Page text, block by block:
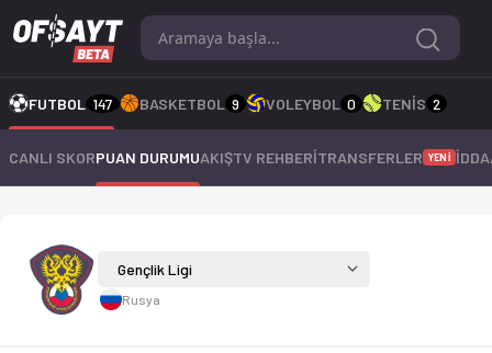
Gençlik Ligi 2026 sezonu puan durumu, haftalık fikstür ve
FUTBOL 147 BASKETBOL 9 VOLEYBOL 0 TENİS 2
CANLI SKORPUAN DURUMUAKIŞTV REHBERİTRANSFERLER YENİ
Gençlik Ligi 2026
Gençlik Ligi
Rusya